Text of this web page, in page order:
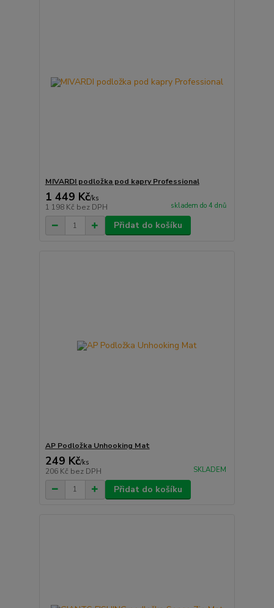
MIVARDI podložka pod kapry Professional
1 449 Kč/ks
1 198 Kč bez DPH skladem do 4 dnů
Přidat do košíku
AP Podložka Unhooking Mat
249 Kč/ks
206 Kč bez DPH SKLADEM
Přidat do košíku